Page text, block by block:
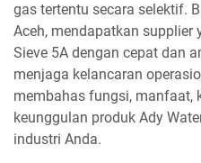
gas tertentu secara selektif.
Aceh, mendapatkan
Sieve 5A dengan cepat dan
menjaga kelancaran
membahas fungsi, manfaat,
keunggulan produk Ady
industri Anda.